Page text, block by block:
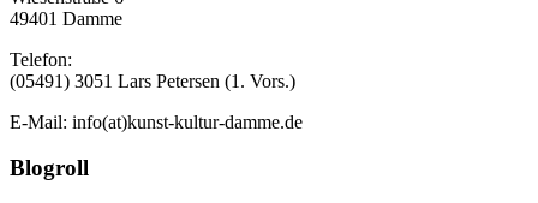
49401 Damme
Telefon:
(05491) 3051 Lars Petersen (1. Vors.)
E-Mail: info(at)kunst-kultur-damme.de
Blogroll